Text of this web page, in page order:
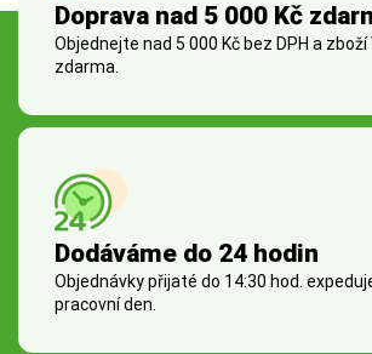
Doprava nad 5 000 Kč
Objednejte nad 5 000 Kč bez DPH a
zdarma.
Dodáváme do 24 hodin
Objednávky přijaté do 14:30 hod.
pracovní den.